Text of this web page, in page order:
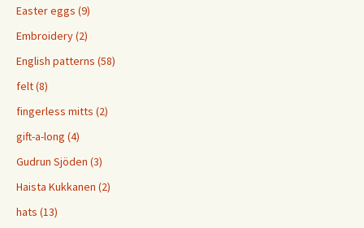
Easter eggs (9)
Embroidery (2)
English patterns (58)
felt (8)
fingerless mitts (2)
gift-a-long (4)
Gudrun Sjöden (3)
Haista Kukkanen (2)
hats (13)